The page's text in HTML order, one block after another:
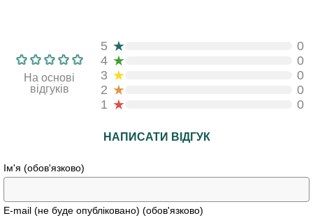
На основі
відгуків
5 ★
0
4 ★
0
3 ★
0
2 ★
0
1 ★ 0
НАПИСАТИ ВІДГУК
Ім'я (обов'язково)
E-mail (не буде опубліковано) (обов'язково)